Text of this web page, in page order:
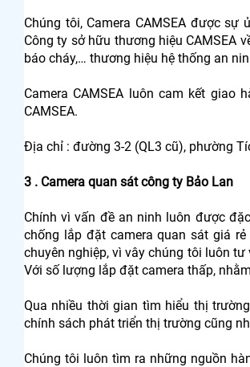
Chúng tôi, Camera CAMSEA được
Công ty sở hữu thương hiệu CAMSEA
báo cháy,… thương hiệu hệ thống an
Camera CAMSEA luôn cam kết
CAMSEA.
Địa chỉ : đường 3-2 (QL3 cũ), phường
3 . Camera quan sát công ty Bảo Lan
Chính vì vấn đề an ninh luôn được
chống lắp đặt camera quan sát giá
chuyên nghiệp, vì vây chúng tôi luôn
Với số lượng lắp đặt camera thấp,
Qua nhiều thời gian tìm hiểu thị
chính sách phát triển thị trường cũng
Chúng tôi luôn tìm ra những nguồn